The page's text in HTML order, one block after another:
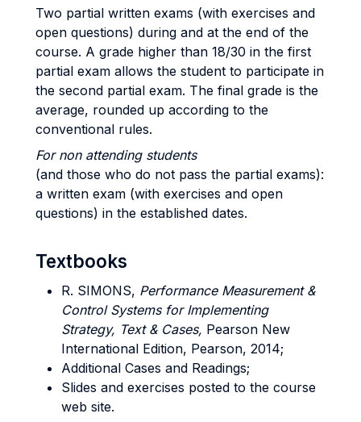
Two partial written exams (with exercises and
open questions) during and at the end of the
course. A grade higher than 18/30 in the first
partial exam allows the student to participate in
the second partial exam. The final grade is the
average, rounded up according to the
conventional rules.
For non attending students
(and those who do not pass the partial exams):
a written exam (with exercises and open
questions) in the established dates.
Textbooks
R. SIMONS, Performance Measurement &
Control Systems for Implementing
Strategy, Text & Cases, Pearson New
International Edition, Pearson, 2014;
Additional Cases and Readings;
Slides and exercises posted to the course
web site.